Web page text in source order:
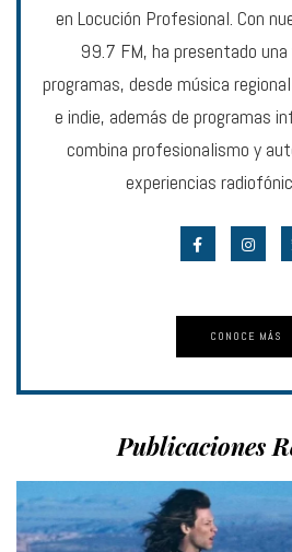
en Locución Profesional. Con
99.7 FM, ha presentado una
programas, desde música
e indie, además de programas
combina profesionalismo y
experiencias
CONOCE MÁS
Publicaciones